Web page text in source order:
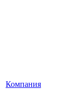
Компания